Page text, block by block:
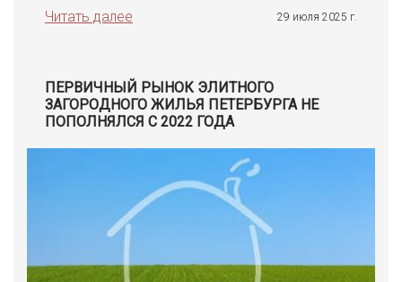
Читать далее
29 июля 2025 г.
ПЕРВИЧНЫЙ РЫНОК ЭЛИТНОГО
ЗАГОРОДНОГО ЖИЛЬЯ ПЕТЕРБУРГА НЕ
ПОПОЛНЯЛСЯ С 2022 ГОДА